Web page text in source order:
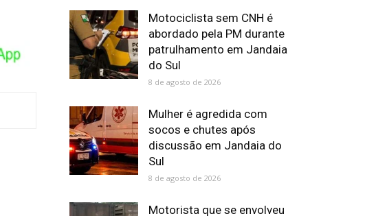
Motociclista sem CNH é
abordado pela PM durante
patrulhamento em Jandaia
do Sul
8 de agosto de 2026
Mulher é agredida com
socos e chutes após
discussão em Jandaia do
Sul
8 de agosto de 2026
Motorista que se envolveu